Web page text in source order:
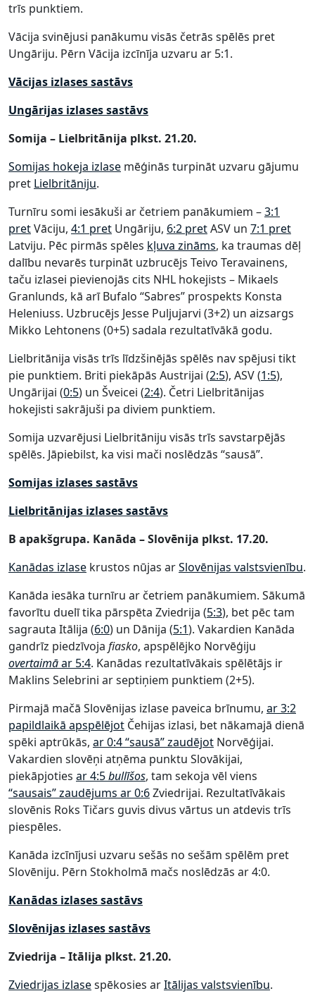
trīs punktiem.
Vācija svinējusi panākumu visās četrās spēlēs pret
Ungāriju. Pērn Vācija izcīnīja uzvaru ar 5:1.
Vācijas izlases sastāvs
Ungārijas izlases sastāvs
Somija – Lielbritānija plkst. 21.20.
Somijas hokeja izlase mēģinās turpināt uzvaru gājumu
pret Lielbritāniju.
Turnīru somi iesākuši ar četriem panākumiem –3:1
pretVāciju, 4:1 pret Ungāriju, 6:2 pretASV un 7:1 pret
Latviju. Pēc pirmās spēles kļuva zināms, ka traumas dēļ
dalību nevarēs turpināt uzbrucējs Teivo Teravainens,
taču izlasei pievienojās cits NHL hokejists – Mikaels
Granlunds, kā arī Bufalo “Sabres” prospekts Konsta
Heleniuss. Uzbrucējs Jesse Puljujarvi (3+2) un aizsargs
Mikko Lehtonens (0+5) sadala rezultatīvākā godu.
Lielbritānija visās trīs līdzšinējās spēlēs nav spējusi tikt
pie punktiem. Briti piekāpās Austrijai (2:5), ASV (1:5),
Ungārijai (0:5) un Šveicei (2:4). Četri Lielbritānijas
hokejisti sakrājuši pa diviem punktiem.
Somija uzvarējusi Lielbritāniju visās trīs savstarpējās
spēlēs. Jāpiebilst, ka visi mači noslēdzās “sausā”.
Somijas izlases sastāvs
Lielbritānijas izlases sastāvs
B apakšgrupa. Kanāda – Slovēnija plkst. 17.20.
Kanādas izlase krustos nūjas arSlovēnijas valstsvienību.
Kanāda iesāka turnīru ar četriem panākumiem. Sākumā
favorītu duelī tika pārspēta Zviedrija (5:3), bet pēc tam
sagrauta Itālija (6:0) un Dānija (5:1). Vakardien Kanāda
gandrīz piedzīvoja fiasko, apspēlējko Norvēģiju
overtaimāar 5:4. Kanādas rezultatīvākais spēlētājs ir
Maklins Selebrini ar septiņiem punktiem (2+5).
Pirmajā mačā Slovēnijas izlase paveica brīnumu, ar 3:2
papildlaikā apspēlējot Čehijas izlasi, bet nākamajā dienā
spēki aptrūkās, ar 0:4 “sausā” zaudējot Norvēģijai.
Vakardien slovēņi atņēma punktu Slovākijai,
piekāpjoties ar 4:5bullīšos, tam sekoja vēl viens
“sausais” zaudējums ar 0:6Zviedrijai. Rezultatīvākais
slovēnis Roks Tičars guvis divus vārtus un atdevis trīs
piespēles.
Kanāda izcīnījusi uzvaru sešās no sešām spēlēm pret
Slovēniju. Pērn Stokholmā mačs noslēdzās ar 4:0.
Kanādas izlases sastāvs
Slovēnijas izlases sastāvs
Zviedrija – Itālija plkst. 21.20.
Zviedrijas izlasespēkosies arItālijas valstsvienību.